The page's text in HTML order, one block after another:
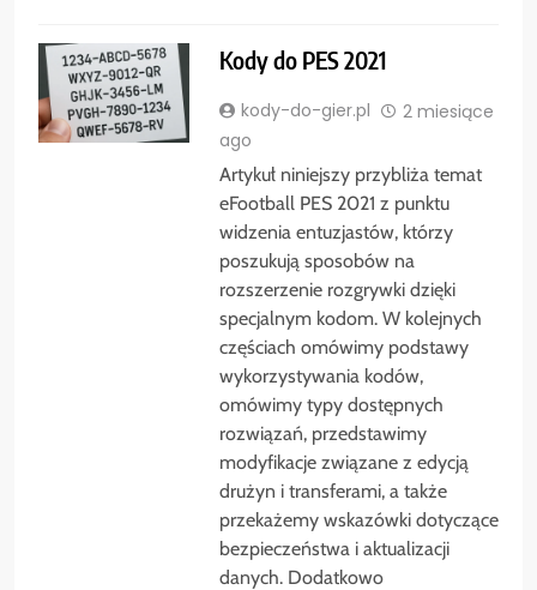
Kody do PES 2021
kody-do-gier.pl
2 miesiące
ago
Artykuł niniejszy przybliża temat
eFootball PES 2021 z punktu
widzenia entuzjastów, którzy
poszukują sposobów na
rozszerzenie rozgrywki dzięki
specjalnym kodom. W kolejnych
częściach omówimy podstawy
wykorzystywania kodów,
omówimy typy dostępnych
rozwiązań, przedstawimy
modyfikacje związane z edycją
drużyn i transferami, a także
przekażemy wskazówki dotyczące
bezpieczeństwa i aktualizacji
danych. Dodatkowo